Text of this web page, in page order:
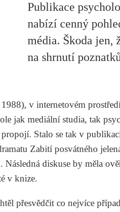
Publikace
nabízí cenný
média. Škoda jen,
na shrnutí
v internetovém
jak mediální studia, tak
Stalo se tak v
Zabití posvátného
diskuse by měla
v knize.
přesvědčit co nejvíce